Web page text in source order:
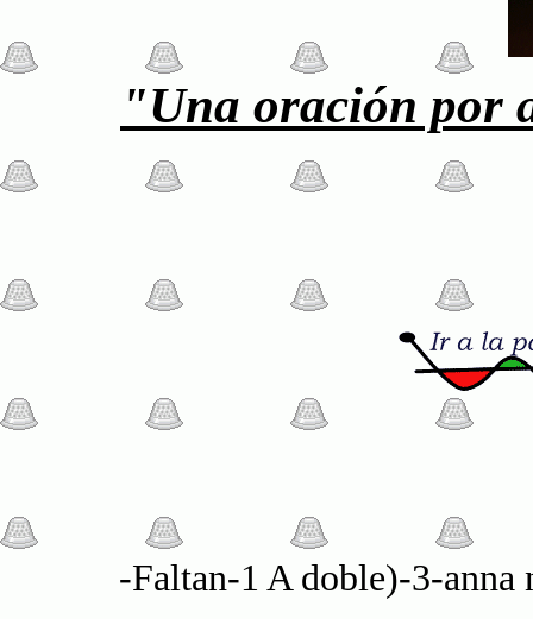
"Una oración por
-Faltan-1 A doble)-3-anna